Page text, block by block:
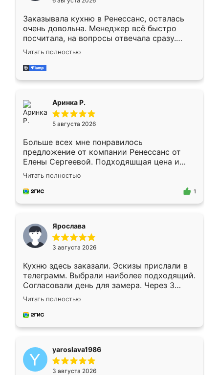
мебели буду заказывать только здесь.
Заказывала кухню в Ренессанс, осталась
очень довольна. Менеджер всё быстро
посчитала, на вопросы отвечала сразу.
Замерщик приехал в субботу, подошёл к
делу со всей ответственностью. Собрали
за день, ребята работали аккуратно, даже
Читать полностью
Аринка Р.
5 августа 2026
Больше всех мне понравилось
предложение от компании Ренессанс от
Елены Сергеевой. Подходяшщая цена и
короткие сроки изготовления. Приехавший
для замера сотрудник Владислав
предложил по моему эскизу самый
Читать полностью
1
Ярослава
3 августа 2026
Кухню здесь заказали. Эскизы прислали в
телеграмм. Выбрали наиболее подходящий.
Согласовали день для замера. Через 3
недели кухня была уже готова. Остались
довольны работой. Спасибо Ренессанс
мебель за качественную работу!
Читать полностью
yaroslava1986
3 августа 2026